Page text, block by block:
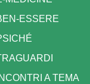
ESSERE
INCONTRI A TEMA